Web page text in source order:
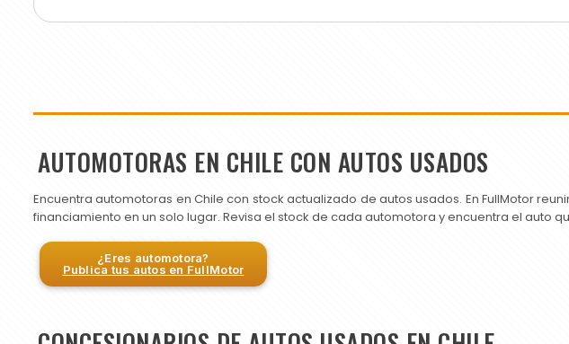
AUTOMOTORAS EN CHILE CON AUTOS USADOS
Encuentra automotoras en Chile con stock actualizado de autos usados. En FullMotor
financiamiento en un solo lugar. Revisa el stock de cada automotora y encuentra el auto
¿Eres automotora?
Publica tus autos en FullMotor